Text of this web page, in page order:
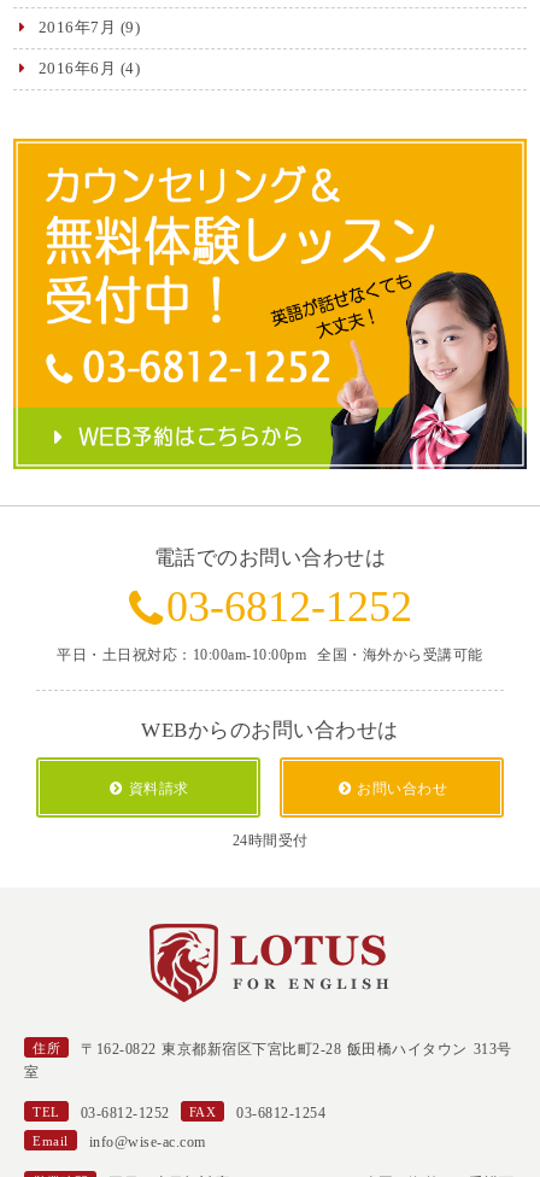
2016年7月 (9)
2016年6月 (4)
電話でのお問い合わせは
03-6812-1252
平日・土日祝対応：10:00am-10:00pm全国・海外から受講可能
WEBからのお問い合わせは
資料請求 お問い合わせ
24時間受付
住所
〒162-0822 東京都新宿区下宮比町2-28 飯田橋ハイタウン 313号
室
TEL 03-6812-1252 FAX 03-6812-1254
Email info@wise-ac.com